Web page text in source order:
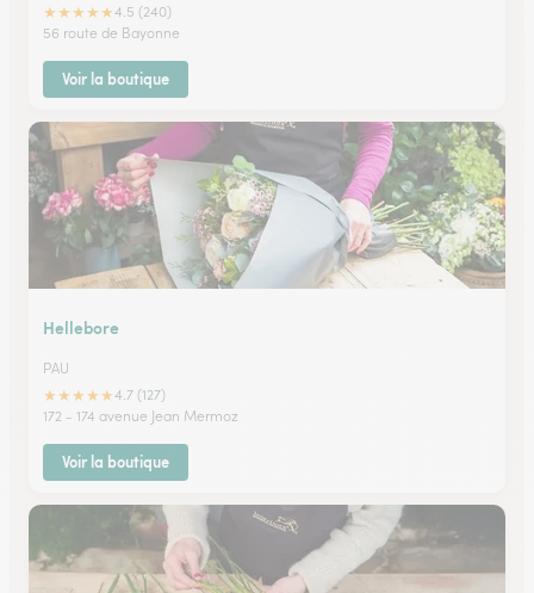
★★★★★4.5 (240)
56 route de Bayonne
Voir la boutique
Hellebore
PAU
★★★★★4.7 (127)
172 - 174 avenue Jean Mermoz
Voir la boutique